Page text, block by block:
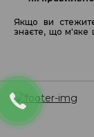
Якщо ви
знаєте, що м'яке